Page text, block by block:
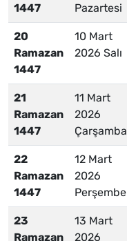
1447
Pazartesi
20
Ramazan
1447
10 Mart
2026 Salı
21
Ramazan
1447
11 Mart
2026
Çarşamba
22
Ramazan
1447
12 Mart
2026
Perşembe
23
Ramazan
13 Mart
2026